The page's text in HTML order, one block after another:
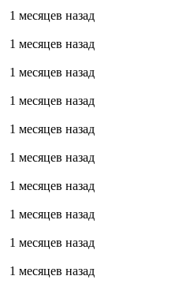
1 месяцев назад
1 месяцев назад
1 месяцев назад
1 месяцев назад
1 месяцев назад
1 месяцев назад
1 месяцев назад
1 месяцев назад
1 месяцев назад
1 месяцев назад